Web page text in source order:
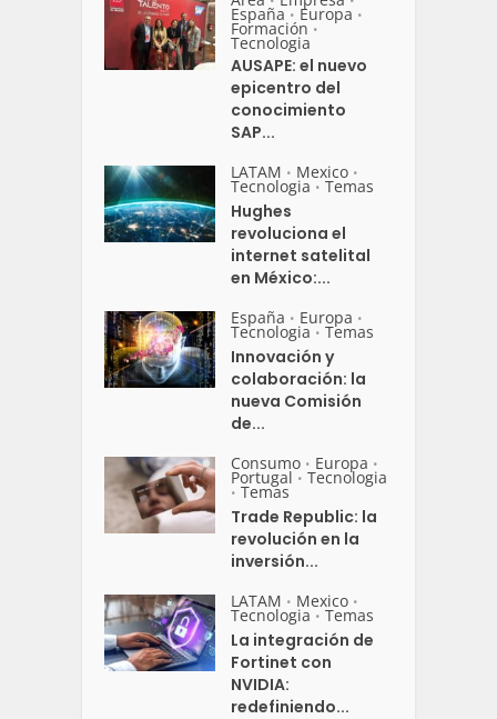
España • Europa •
Formación •
Tecnologia
AUSAPE: el nuevo
epicentro del
conocimiento
SAP...
LATAM • Mexico •
Tecnologia • Temas
Hughes
revoluciona el
internet satelital
en México:...
España • Europa •
Tecnologia • Temas
Innovación y
colaboración: la
nueva Comisión
de...
Consumo • Europa •
Portugal • Tecnologia
• Temas
Trade Republic: la
revolución en la
inversión...
LATAM • Mexico •
Tecnologia • Temas
La integración de
Fortinet con
NVIDIA:
redefiniendo...